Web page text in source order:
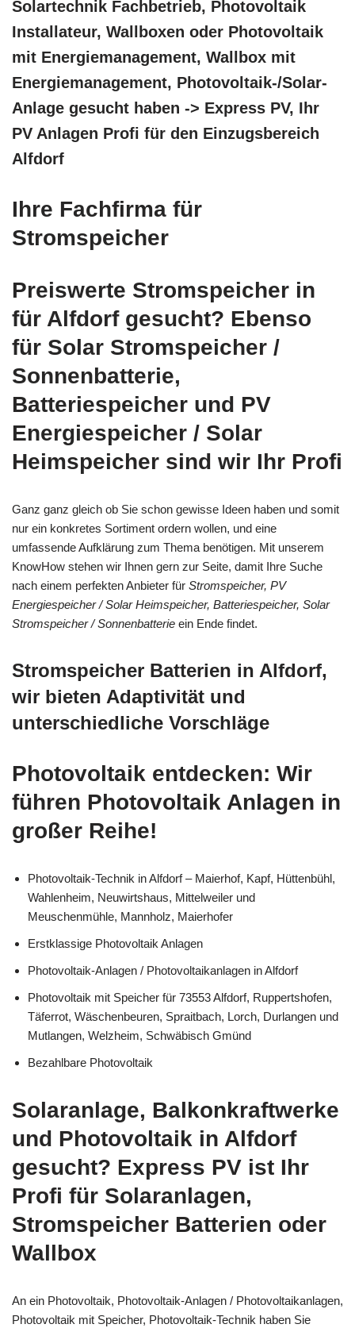
Solartechnik Fachbetrieb, Photovoltaik
Installateur, Wallboxen oder Photovoltaik
mit Energiemanagement, Wallbox mit
Energiemanagement, Photovoltaik-/Solar-
Anlage gesucht haben -> Express PV, Ihr
PV Anlagen Profi für den Einzugsbereich
Alfdorf
Ihre Fachfirma für
Stromspeicher
Preiswerte Stromspeicher in
für Alfdorf gesucht? Ebenso
für Solar Stromspeicher /
Sonnenbatterie,
Batteriespeicher und PV
Energiespeicher / Solar
Heimspeicher sind wir Ihr Profi
Ganz ganz gleich ob Sie schon gewisse Ideen haben und somit
nur ein konkretes Sortiment ordern wollen, und eine
umfassende Aufklärung zum Thema benötigen. Mit unserem
KnowHow stehen wir Ihnen gern zur Seite, damit Ihre Suche
nach einem perfekten Anbieter für Stromspeicher, PV
Energiespeicher / Solar Heimspeicher, Batteriespeicher, Solar
Stromspeicher / Sonnenbatterie ein Ende findet.
Stromspeicher Batterien in Alfdorf,
wir bieten Adaptivität und
unterschiedliche Vorschläge
Photovoltaik entdecken: Wir
führen Photovoltaik Anlagen in
großer Reihe!
Photovoltaik-Technik in Alfdorf – Maierhof, Kapf, Hüttenbühl,
Wahlenheim, Neuwirtshaus, Mittelweiler und
Meuschenmühle, Mannholz, Maierhofer
Erstklassige Photovoltaik Anlagen
Photovoltaik-Anlagen / Photovoltaikanlagen in Alfdorf
Photovoltaik mit Speicher für 73553 Alfdorf, Ruppertshofen,
Täferrot, Wäschenbeuren, Spraitbach, Lorch, Durlangen und
Mutlangen, Welzheim, Schwäbisch Gmünd
Bezahlbare Photovoltaik
Solaranlage, Balkonkraftwerke
und Photovoltaik in Alfdorf
gesucht? Express PV ist Ihr
Profi für Solaranlagen,
Stromspeicher Batterien oder
Wallbox
An ein Photovoltaik, Photovoltaik-Anlagen / Photovoltaikanlagen,
Photovoltaik mit Speicher, Photovoltaik-Technik haben Sie